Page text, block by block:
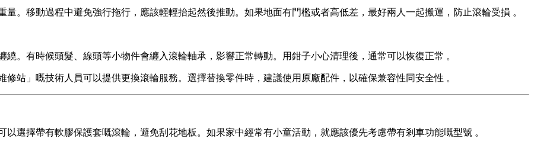
。移動過程中避免強行拖行，應該輕輕抬起然後推動。如果地面有門檻或者高低差，最好兩人一起搬運，防止滾輪受損 。
。有時候頭髮、線頭等小物件會纏入滾輪軸承，影響正常轉動。用鉗子小心清理後，通常可以恢復正常 。
站」嘅技術人員可以提供更換滾輪服務。選擇替換零件時，建議使用原廠配件，以確保兼容性同安全性 。
選擇帶有軟膠保護套嘅滾輪，避免刮花地板。如果家中經常有小童活動，就應該優先考慮帶有剎車功能嘅型號 。